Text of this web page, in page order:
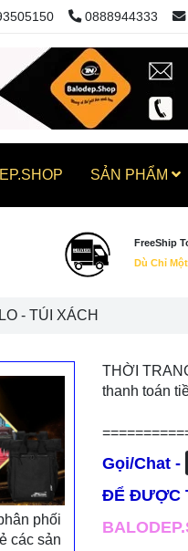
THỜI
thanh toán
Gọi/Chat -
ĐỂ ĐƯỢC
phối
các sản
- TÚI XÁCH
0888944333
SẢN PHẨM
FreeShip
Dù Chỉ